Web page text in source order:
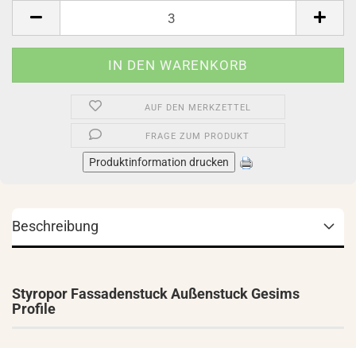
AUF DEN MERKZETTEL
FRAGE ZUM PRODUKT
Produktinformation drucken
Beschreibung
Styropor Fassadenstuck Außenstuck Gesims
Profile